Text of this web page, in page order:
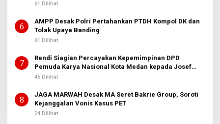
61 Dilihat
6
AMPP Desak Polri Pertahankan PTDH Kompol DK dan
Tolak Upaya Banding
61 Dilihat
7
Rendi Siagian Percayakan Kepemimpinan DPD
Pemuda Karya Nasional Kota Medan kepada Josef
Sembiring
45 Dilihat
8
JAGA MARWAH Desak MA Seret Bakrie Group, Soroti
Kejanggalan Vonis Kasus PET
24 Dilihat